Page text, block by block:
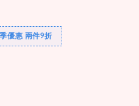
優惠 兩件9折